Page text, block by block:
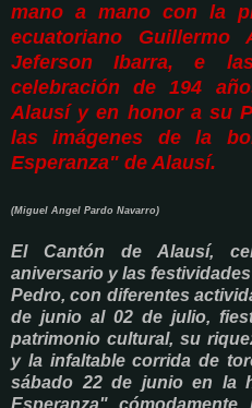
mano a mano con la
ecuatoriano
Jeferson Ibarra, e
celebración de 194
Alausí y en honor a su
las imágenes de la
Esperanza" de Alausí.
(Miguel Angel Pardo Navarro)
El Cantón de Alausí,
aniversario y las
Pedro, con diferentes
de junio al 02 de julio,
patrimonio cultural, su
y la infaltable corrida de
sábado 22 de junio en la